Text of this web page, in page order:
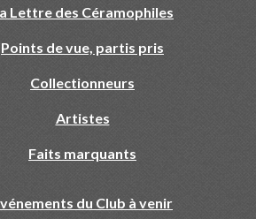
Lettre des Céramophiles
Points de vue, partis pris
Collectionneurs
Artistes
Faits marquants
du Club à venir